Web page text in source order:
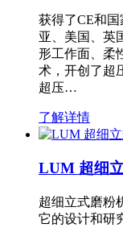
获得了CE和
亚、美国、英
形工作面、柔
术，开创了超
超压…
了解详情
LUM 超细
超细立式磨粉
它的设计和研